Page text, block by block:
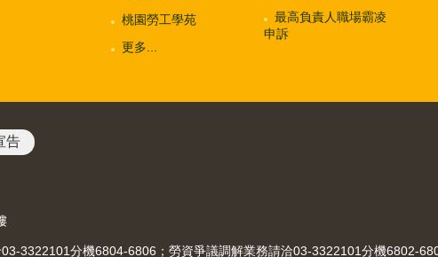
桃園勞工學苑
更多...
最高負責人職場霸凌
申訴
告
3322101分機6804-6806；勞資爭議調解業務請洽03-3322101分機6802-